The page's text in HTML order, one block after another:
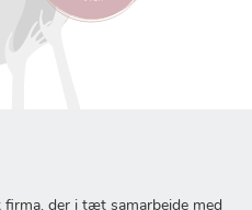
der i tæt samarbejde med